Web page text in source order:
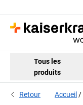
Tous les
produits
Retour Accueil